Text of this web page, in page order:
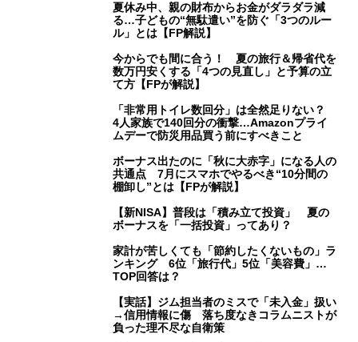
夏休み中、親の財布からお金がダラダラ減
る…子どもの“無駄遣い”を防ぐ「3つのルー
ル」とは【FP解説】
今からでも間に合う！ 夏の旅行＆帰省代を
数万円安くする「4つの見直し」と予算の立
て方【FPが解説】
「非常用トイレ数回分」は全然足りない？
4人家族で140回分の衝撃…Amazonプライ
ムデーで防災用品買う前にすべきこと
ボーナス出たのに「秋に大赤字」になる人の
共通点 7月にスマホでやるべき“10分間の
棚卸し”とは【FPが解説】
【新NISA】普段は「積み立て投資」 夏の
ボーナスを「一括投資」ってあり？
家計が苦しくても「節約したくないもの」ラ
ンキング 6位「旅行代」5位「美容費」…
TOP回答は？
【実話】ジム担当者のミスで「未入金」扱い
→信用情報に傷 落ち度なきコラムニストが
負った理不尽な自衛策